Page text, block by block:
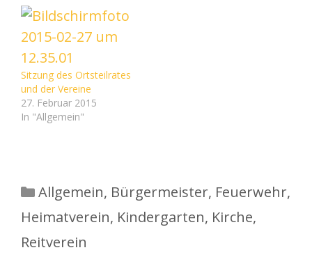
Sitzung des Ortsteilrates
und der Vereine
27. Februar 2015
In "Allgemein"
Kategorien
Allgemein, Bürgermeister, Feuerwehr,
Heimatverein, Kindergarten, Kirche,
Reitverein